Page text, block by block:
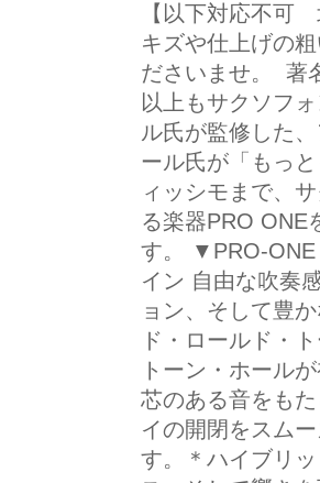
【以下対応不可
キズや仕上げの
ださいませ。 著
以上もサクソフ
ル氏が監修した
ール氏が「もっ
ィッシモまで、
る楽器PRO ONE
す。 ▼PRO-ONE
イン 自由な吹奏
ョン、そして豊
ド・ロールド・
トーン・ホール
芯のある音をも
イの開閉をスム
す。＊ハイブリ